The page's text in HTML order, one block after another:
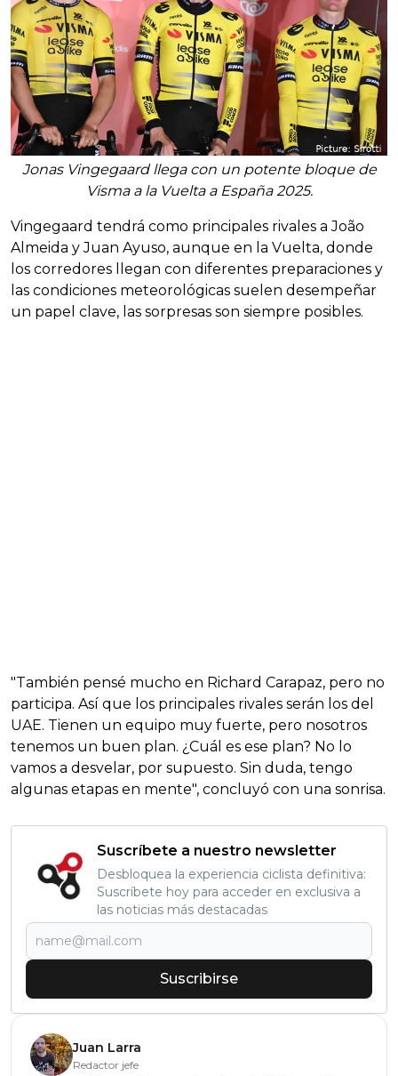
Jonas Vingegaard llega con un potente bloque de
Visma a la Vuelta a España 2025.
Vingegaard tendrá como principales rivales a João
Almeida y Juan Ayuso, aunque en la Vuelta, donde
los corredores llegan con diferentes preparaciones y
las condiciones meteorológicas suelen desempeñar
un papel clave, las sorpresas son siempre posibles.
"También pensé mucho en Richard Carapaz, pero no
participa. Así que los principales rivales serán los del
UAE. Tienen un equipo muy fuerte, pero nosotros
tenemos un buen plan. ¿Cuál es ese plan? No lo
vamos a desvelar, por supuesto. Sin duda, tengo
algunas etapas en mente", concluyó con una sonrisa.
Suscríbete a nuestro newsletter
Desbloquea la experiencia ciclista definitiva:
Suscríbete hoy para acceder en exclusiva a
las noticias más destacadas
Suscribirse
Juan Larra
Redactor jefe